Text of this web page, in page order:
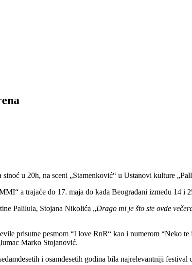
u 20h, na sceni „Stamenković“ u Ustanovi kulture
a trajaće do 17. maja do kada Beograđani između 14 i
Palilula, Stojana Nikolića „Drago mi je što ste ovde
prisutne pesmom “I love RnR“ kao i numerom “Neko
Marko Stojanović.
i osamdesetih godina bila najrelevantniji